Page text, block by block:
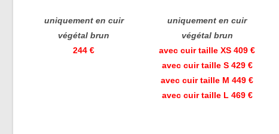
uniquement en cuir
végétal brun
244 €
uniquement en cuir
végétal brun
avec cuir taille XS 409 €
avec cuir taille S 429 €
avec cuir taille M 449 €
avec cuir taille L 469 €